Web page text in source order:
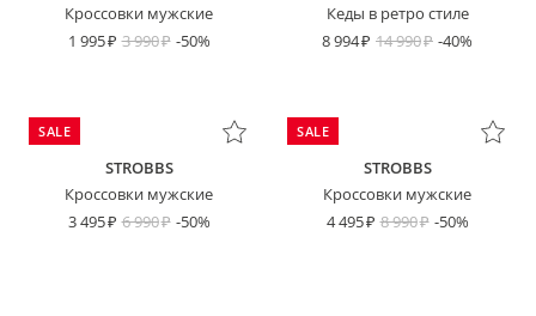
Кроссовки мужские
1 995
3 990 -50%
Кеды в ретро стиле
8 994
14 990 -40%
SALE
STROBBS
Кроссовки мужские
3 495
6 990 -50%
SALE
STROBBS
Кроссовки мужские
4 495
8 990 -50%